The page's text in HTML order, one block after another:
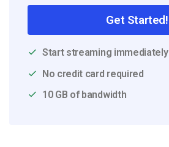
Get Started!
Start streaming immediately
No credit card required
10 GB of bandwidth